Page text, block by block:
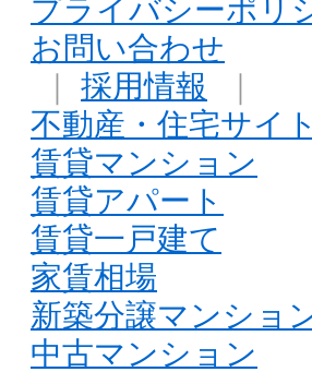
プライバシーポリ
お問い合わせ
｜ 採用情報 ｜
不動産・住宅サイ
賃貸マンション
賃貸アパート
賃貸一戸建て
家賃相場
新築分譲マンショ
中古マンション